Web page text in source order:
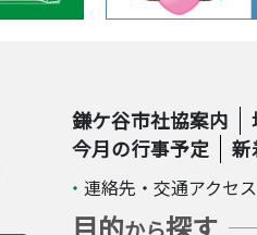
鎌ケ谷市社協案内
今月の行事予定
新
連絡先・交通アクセス
目的 探す